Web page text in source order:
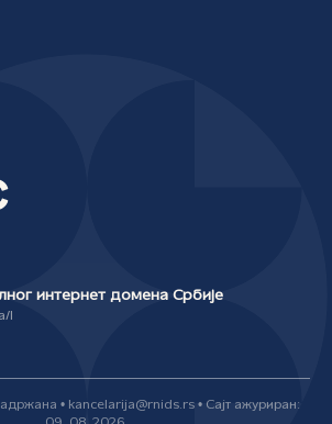
интернет домена Србије
I
• kancelarija@rnids.rs • Сајт ажуриран: